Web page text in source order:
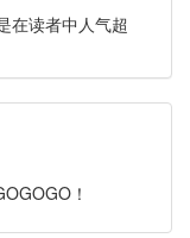
在读者中人气超
！